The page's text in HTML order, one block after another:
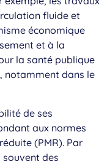
fluide et
économique
et à la
la santé publique
notamment dans le
de ses
aux normes
(PMR). Par
des